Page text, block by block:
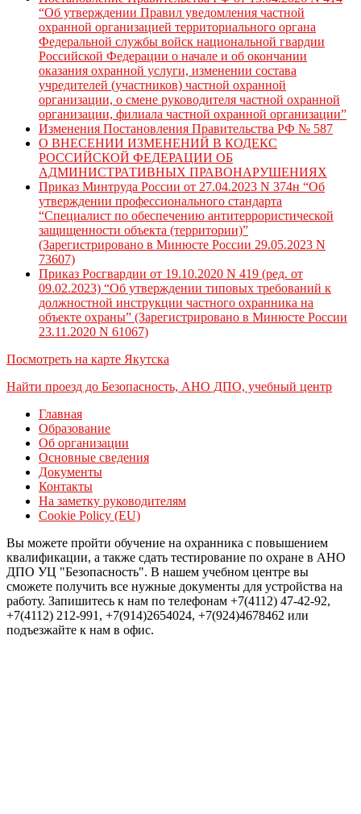
“Об утверждении Правил уведомления частной
охранной организацией территориального органа
Федеральной службы войск национальной гвардии
Российской Федерации о начале и об окончании
оказания охранной услуги, изменении состава
учредителей (участников) частной охранной
организации, о смене руководителя частной охранной
организации, филиала частной охранной организации”
Изменения Постановления Правительства РФ № 587
О ВНЕСЕНИИ ИЗМЕНЕНИЙ В КОДЕКС
РОССИЙСКОЙ ФЕДЕРАЦИИ ОБ
АДМИНИСТРАТИВНЫХ ПРАВОНАРУШЕНИЯХ
Приказ Минтруда России от 27.04.2023 N 374н “Об
утверждении профессионального стандарта
“Специалист по обеспечению антитеррористической
защищенности объекта (территории)”
(Зарегистрировано в Минюсте России 29.05.2023 N
73607)
Приказ Росгвардии от 19.10.2020 N 419 (ред. от
09.02.2023) “Об утверждении типовых требований к
должностной инструкции частного охранника на
объекте охраны” (Зарегистрировано в Минюсте России
23.11.2020 N 61067)
Посмотреть на карте Якутска
Найти проезд до Безопасность, АНО ДПО, учебный центр
Главная
Образование
Об организации
Основные сведения
Документы
Контакты
На заметку руководителям
Cookie Policy (EU)
Вы можете пройти обучение на охранника с повышением
квалификации, а также сдать тестирование по охране в АНО
ДПО УЦ "Безопасность". В нашем учебном центре вы
сможете получить все нужные документы для устройства на
работу. Запишитесь к нам по телефонам +7(4112) 47-42-92,
+7(4112) 212-991, +7(914)2654024, +7(924)4678462 или
подъезжайте к нам в офис.